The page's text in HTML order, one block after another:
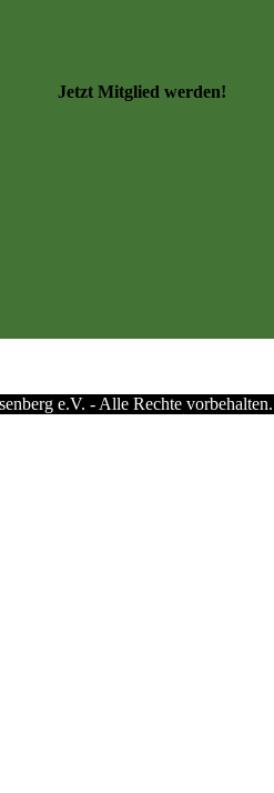
Jetzt Mitglied werden!
e.V. - Alle Rechte vorbehalten.